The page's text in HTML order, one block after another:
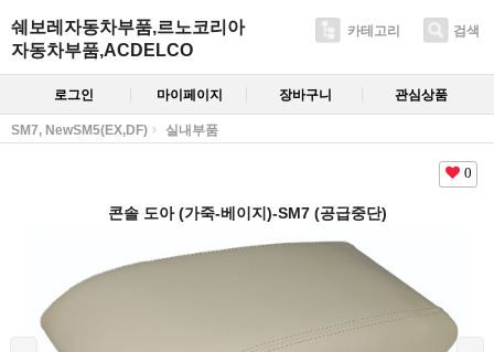
쉐보레자동차부품,르노코리아
자동차부품,ACDELCO
카테고리 검색
로그인 마이페이지 장바구니 관심상품
SM7, NewSM5(EX,DF) 실내부품
0
콘솔 도아 (가죽-베이지)-SM7 (공급중단)